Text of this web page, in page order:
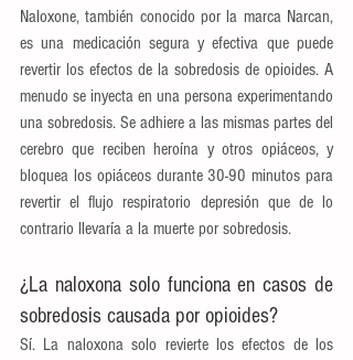
Naloxone, también conocido por la marca Narcan,
es una medicación segura y efectiva que puede
revertir los efectos de la sobredosis de opioides. A
menudo se inyecta en una persona experimentando
una sobredosis. Se adhiere a las mismas partes del
cerebro que reciben heroína y otros opiáceos, y
bloquea los opiáceos durante 30-90 minutos para
revertir el flujo respiratorio depresión que de lo
contrario llevaría a la muerte por sobredosis.
¿La naloxona solo funciona en casos de
sobredosis causada por opioides?
Sí. La naloxona solo revierte los efectos de los